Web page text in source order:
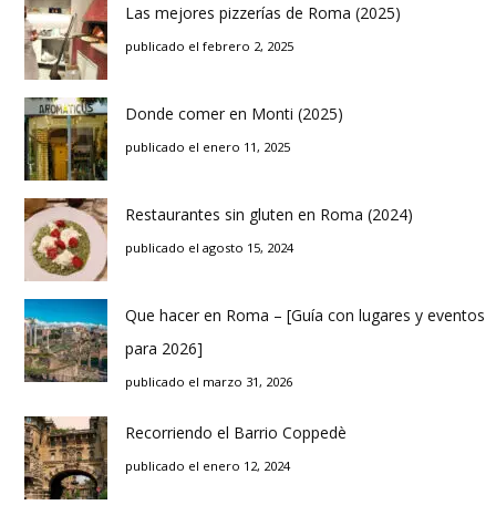
Las mejores pizzerías de Roma (2025)
publicado el febrero 2, 2025
Donde comer en Monti (2025)
publicado el enero 11, 2025
Restaurantes sin gluten en Roma (2024)
publicado el agosto 15, 2024
Que hacer en Roma – [Guía con lugares y eventos
para 2026]
publicado el marzo 31, 2026
Recorriendo el Barrio Coppedè
publicado el enero 12, 2024